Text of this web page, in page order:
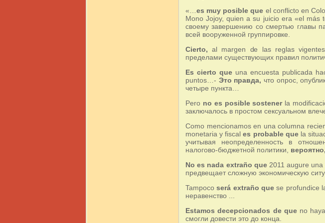
«… es muy posible que el conflicto en
Mono Jojoy, quien a su juicio era «el más
своему завершению со смертью главы
всей вооруженной группировке.
Cierto, al margen de las reglas
пределами существующих правил
Es cierto que una encuesta publicada
puntos…- Это правда, что опрос,
четыре пункта…
Pero no es posible sostenerla
заключалось в простом сексуальном
Como mencionamos en una columna
monetaria y fiscales probable que la
учитывая неопределенность в
налогово-бюджетной политики, вероятно,
No es nada extraño que2011 augure una
предвещает сложную экономическую
Tampocoserá extraño que se profundice
неравенство ...
Estamos decepcionados de queno
смогли довести это до конца.